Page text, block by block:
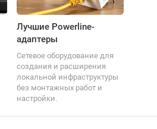
Лучшие Powerline-
адаптеры
Сетевое оборудование для
создания и расширения
локальной инфраструктуры
без монтажных работ и
настройки.